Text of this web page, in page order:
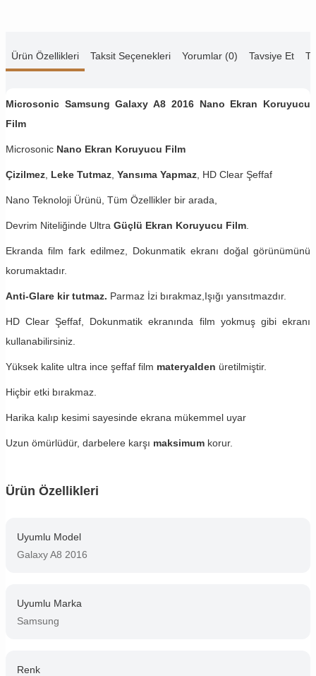
Ürün Özellikleri Taksit Seçenekleri Yorumlar (0) Tavsiye Et
Microsonic Samsung Galaxy A8 2016 Nano Ekran Koruyucu
Film
Microsonic Nano Ekran Koruyucu Film
Çizilmez Leke Tutmaz Yansıma Yapmaz , HD Clear Şeffaf
Nano Teknoloji Ürünü, Tüm Özellikler bir arada,
Devrim Niteliğinde Ultra Güçlü Ekran Koruyucu Film
Ekranda film fark edilmez, Dokunmatik ekranı doğal görünümünü
korumaktadır.
Anti-Glare kir tutmaz. Parmaz İzi bırakmaz,Işığı yansıtmazdır.
HD Clear Şeffaf, Dokunmatik ekranında film yokmuş gibi ekranı
kullanabilirsiniz.
Yüksek kalite ultra ince şeffaf film materyalden üretilmiştir.
Hiçbir etki bırakmaz.
Harika kalıp kesimi sayesinde ekrana mükemmel uyar
Uzun ömürlüdür, darbelere karşı maksimum korur.
Ürün Özellikleri
Uyumlu Model
Galaxy A8 2016
Uyumlu Marka
Samsung
Renk